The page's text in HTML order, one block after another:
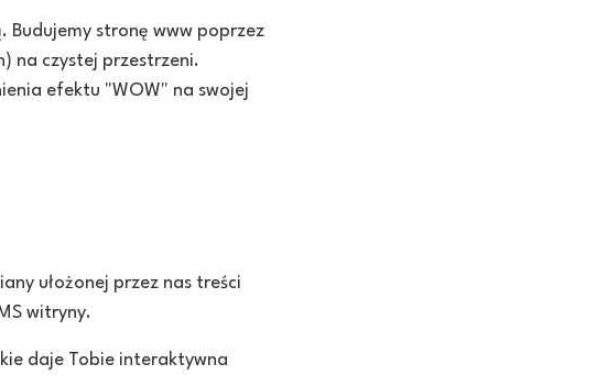
Budujemy stronę www poprzez
na czystej przestrzeni.
efektu "WOW" na swojej
ułożonej przez nas treści
witryny.
daje Tobie interaktywna